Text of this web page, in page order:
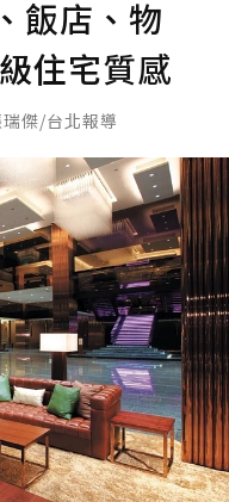
飯店、物
住宅質感
傑/台北報導